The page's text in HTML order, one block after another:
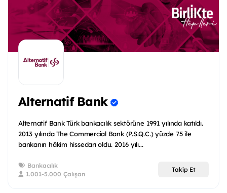
Alternatif Bank
Alternatif Bank Türk bankacılık sektörüne 1991 yılında katıldı.
2013 yılında The Commercial Bank (P.S.Q.C.) yüzde 75 ile
bankanın hâkim hissedarı oldu. 2016 yılı...
Bankacılık
1.001-5.000 Çalışan
Takip Et